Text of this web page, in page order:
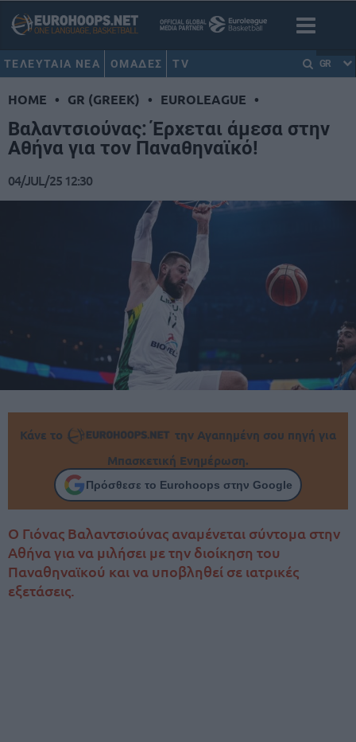
ΤΕΛΕΥΤΑΙΑ ΝΕΑ ΟΜΑΔΕΣ TV GR
HOME • GR (GREEK) • EUROLEAGUE •
Βαλαντσιούνας: Έρχεται άμεσα στην
Αθήνα για τον Παναθηναϊκό!
04/JUL/25 12:30
Κάνε το
την Αγαπημένη σου πηγή για
Μπασκετική Ενημέρωση.
Πρόσθεσε το Eurohoops στην Google
Ο Γιόνας Βαλαντσιούνας αναμένεται σύντομα στην
Αθήνα για να μιλήσει με την διοίκηση του
Παναθηναϊκού και να υποβληθεί σε ιατρικές
εξετάσεις.